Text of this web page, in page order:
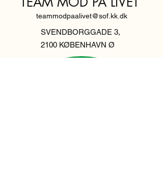
teammodpaalivet@sof.kk.dk
SVENDBORGGADE 3,
2100 KØBENHAVN Ø